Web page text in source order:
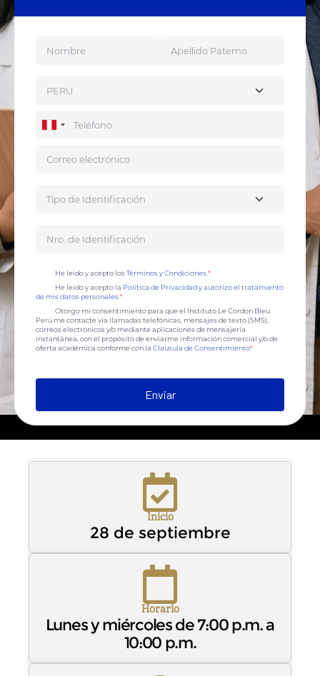
He leído y acepto losTérminos y Condiciones.*
He leído y acepto la Política de Privacidad y autorizo el tratamiento
de mis datos personales.*
Otorgo mi consentimiento para que el Instituto Le Cordon Bleu
Perú me contacte vía llamadas telefónicas, mensajes de texto (SMS),
correos electrónicos y/o mediante aplicaciones de mensajería
instantánea, con el propósito de enviarme información comercial y/o de
oferta académica conforme con la Clausula de Consentimiento*
Enviar
Inicio
28 de septiembre
Horario
Lunes y miércoles de 7:00 p.m. a
10:00 p.m.